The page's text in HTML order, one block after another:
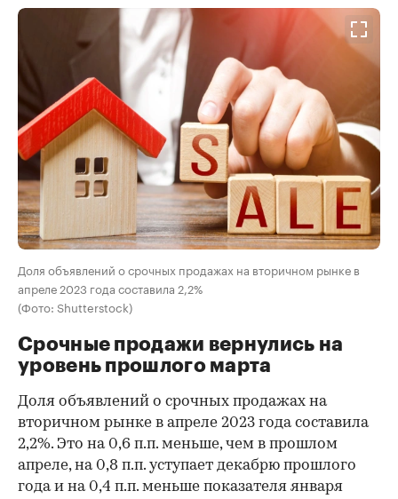
Доля объявлений о срочных продажах на вторичном рынке в
апреле 2023 года составила 2,2%
(Фото: Shutterstock)
Срочные продажи вернулись на
уровень прошлого марта
Доля объявлений о срочных продажах на
вторичном рынке в апреле 2023 года составила
2,2%. Это на 0,6 п.п. меньше, чем в прошлом
апреле, на 0,8 п.п. уступает декабрю прошлого
года и на 0,4 п.п. меньше показателя января